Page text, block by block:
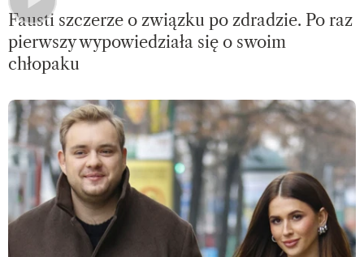
Fausti szczerze o związku po zdradzie. Po raz
pierwszy wypowiedziała się o swoim
chłopaku